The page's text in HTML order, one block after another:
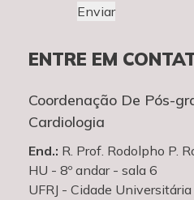
Enviar
ENTRE EM
Coordenação De Pós-
Cardiologia
End.: R. Prof. Rodolpho P.
HU - 8º andar - sala 6
UFRJ - Cidade